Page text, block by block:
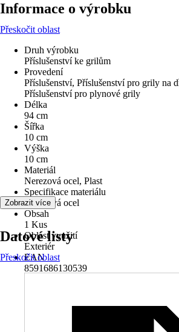
Informace o výrobku
Přeskočit oblast
Druh výrobku
Příslušenství ke grilům
Provedení
Příslušenství, Příslušenství pro grily na
Příslušenství pro plynové grily
Délka
94 cm
Šířka
10 cm
Výška
10 cm
Materiál
Nerezová ocel, Plast
Specifikace materiálu
Nerezová ocel
Obsah
1 Kus
Oblast využití
Exteriér
EAN
8591686130539
Zobrazit více
Datové listy
Přeskočit oblast